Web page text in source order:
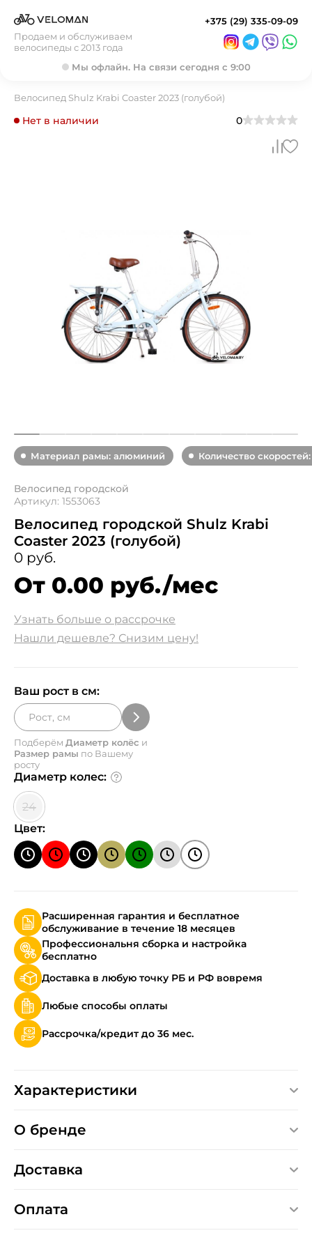
Продаем и обслуживаем
велосипеды с 2013 года
+375 (29) 335-09-09
Мы офлайн. На связи сегодня с 9:00
Велосипед Shulz Krabi Coaster 2023 (голубой)
Нет в наличии 0
Материал рамы: алюминий Количество
Велосипед городской
Артикул: 1553063
Велосипед городской Shulz Krabi
Coaster 2023 (голубой)
0 руб.
От 0.00 руб./мес
Узнать больше о рассрочке
Нашли дешевле? Снизим цену!
Ваш рост в см:
Подберём Диаметр колёс и
Размер рамы по Вашему
росту
Диаметр колес:
24
Цвет:
Расширенная гарантия и бесплатное
обслуживание в течение 18 месяцев
Профессиональня сборка и настройка
бесплатно
Доставка в любую точку РБ и РФ вовремя
Любые способы оплаты
Рассрочка/кредит до 36 мес.
Характеристики
О бренде
Доставка
Оплата